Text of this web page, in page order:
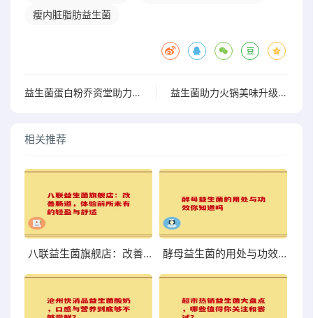
瘦内脏脂肪益生菌
益生菌蛋白粉乔资堂助力健康生活提升与肠道功能 益生菌助力火锅美味升级推荐健康食材搭配指南
相关推荐
八联益生菌旗舰店：改善肠道，体验前所未有的轻盈与舒适 酵母益生菌的用处与功效你知道吗